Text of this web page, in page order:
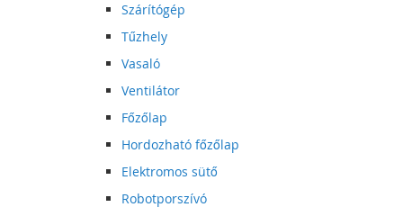
Szárítógép
Tűzhely
Vasaló
Ventilátor
Főzőlap
Hordozható főzőlap
Elektromos sütő
Robotporszívó